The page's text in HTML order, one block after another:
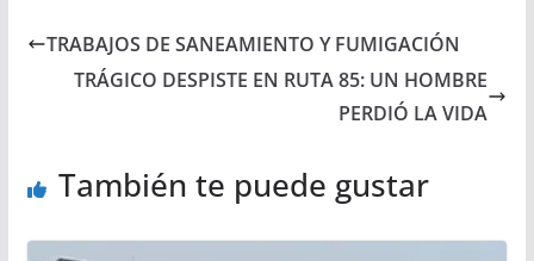
TRABAJOS DE SANEAMIENTO Y FUMIGACIÓN
TRÁGICO DESPISTE EN RUTA 85: UN HOMBRE
PERDIÓ LA VIDA
También te puede gustar